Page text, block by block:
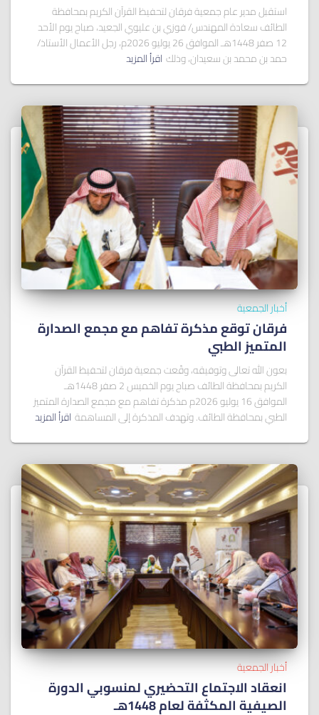
استقبل مدير عام جمعية فرقان لتحفيظ القرآن الكريم بمحافظة
الطائف سعادة المهندس/ فوزي بن عليوي الجعيد، صباح يوم الأحد
12 صفر 1448هـ الموافق 26 يوليو 2026م، رجل الأعمال الأستاذ/
حمد بن محمد بن سعيدان، وذلك اقرأ المزيد
أخبار الجمعية
فرقان توقع مذكرة تفاهم مع مجمع الصدارة
المتميز الطبي
بعون الله تعالى وتوفيقه، وقّعت جمعية فرقان لتحفيظ القرآن
الكريم بمحافظة الطائف صباح يوم الخميس 2 صفر 1448هـ
الموافق 16 يوليو 2026م مذكرة تفاهم مع مجمع الصدارة المتميز
الطبي بمحافظة الطائف. وتهدف المذكرة إلى المساهمة اقرأ المزيد
أخبار الجمعية
انعقاد الاجتماع التحضيري لمنسوبي الدورة
الصيفية المكثفة لعام 1448هـ